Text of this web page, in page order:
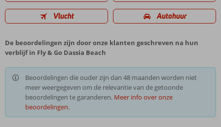
Vlucht Autohuur
De beoordelingen zijn door onze klanten geschreven na hun
verblijf in Fly & Go Dassia Beach
Beoordelingen die ouder zijn dan 48 maanden worden niet
meer weergegeven om de relevantie van de getoonde
beoordelingen te garanderen. Meer info over onze
beoordelingen.